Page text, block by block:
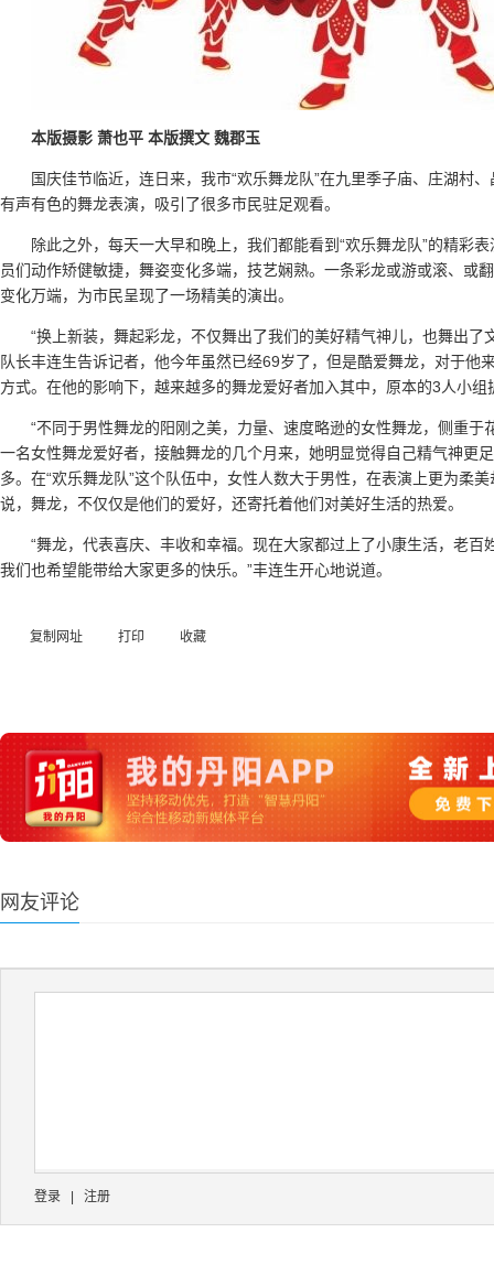
本版摄影 萧也平 本版撰文 魏郡玉
国庆佳节临近，连日来，我市“欢乐舞龙队”在九里季子庙、庄湖村
有声有色的舞龙表演，吸引了很多市民驻足观看。
除此之外，每天一大早和晚上，我们都能看到“欢乐舞龙队”的精彩
员们动作矫健敏捷，舞姿变化多端，技艺娴熟。一条彩龙或游或滚、或
变化万端，为市民呈现了一场精美的演出。
“换上新装，舞起彩龙，不仅舞出了我们的美好精气神儿，也舞出了
队长丰连生告诉记者，他今年虽然已经69岁了，但是酷爱舞龙，对于他
方式。在他的影响下，越来越多的舞龙爱好者加入其中，原本的3人小
“不同于男性舞龙的阳刚之美，力量、速度略逊的女性舞龙，侧重于
一名女性舞龙爱好者，接触舞龙的几个月来，她明显觉得自己精气神更
多。在“欢乐舞龙队”这个队伍中，女性人数大于男性，在表演上更为柔
说，舞龙，不仅仅是他们的爱好，还寄托着他们对美好生活的热爱。
“舞龙，代表喜庆、丰收和幸福。现在大家都过上了小康生活，老百
我们也希望能带给大家更多的快乐。”丰连生开心地说道。
复制网址 打印 收藏
网友评论
登录 | 注册